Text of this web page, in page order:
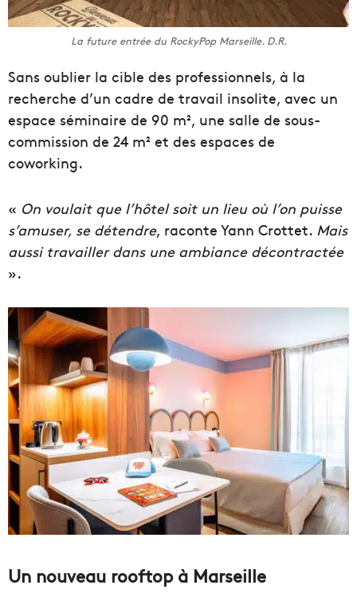
La future entrée du RockyPop Marseille. D.R.
Sans oublier la cible des professionnels, à la
recherche d’un cadre de travail insolite, avec un
espace séminaire de 90 m², une salle de sous-
commission de 24 m² et des espaces de
coworking.
« On voulait que l’hôtel soit un lieu où l’on puisse
s’amuser, se détendre, raconte Yann Crottet. Mais
aussi travailler dans une ambiance décontractée
».
Un nouveau rooftop à Marseille